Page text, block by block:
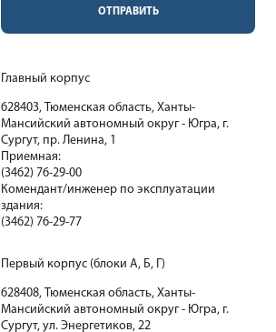
ОТПРАВИТЬ
Главный корпус
628403, Тюменская область, Ханты-
Мансийский автономный округ - Югра, г.
Сургут, пр. Ленина, 1
Приемная:
(3462) 76-29-00
Комендант/инженер по эксплуатации
здания:
(3462) 76-29-77
Первый корпус (блоки А, Б, Г)
628408, Тюменская область, Ханты-
Мансийский автономный округ - Югра, г.
Сургут, ул. Энергетиков, 22